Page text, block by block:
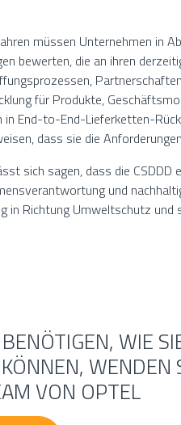
müssen Unternehmen in
bewerten, die an ihren
für Produkte,
in End-to-End-Lieferketten-
dass sie die
sich sagen, dass die
und
in Richtung Umweltschutz
WIE
WENDEN
VON OPTEL